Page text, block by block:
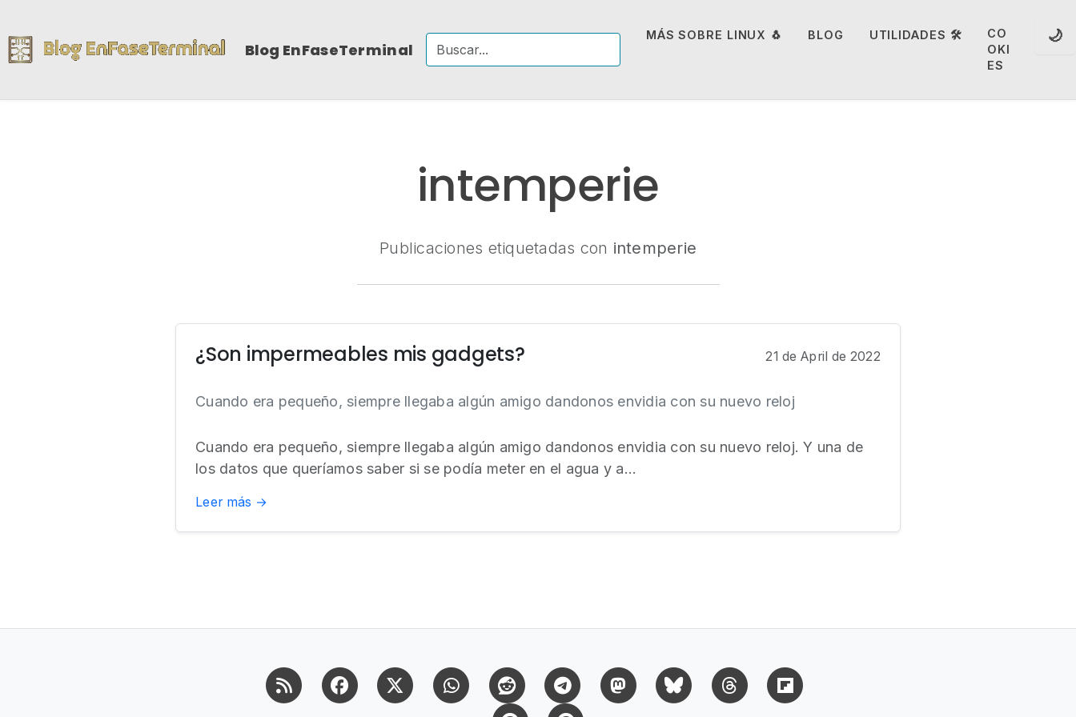
Blog EnFaseTerminal
MÁS SOBRE LINUX 🐧 BLOG UTILIDADES 🛠️
CO
OKI
ES
🌙
intemperie
Publicaciones etiquetadas con intemperie
¿Son impermeables mis gadgets? 21 de April de 2022
Cuando era pequeño, siempre llegaba algún amigo dandonos envidia con su nuevo reloj
Cuando era pequeño, siempre llegaba algún amigo dandonos envidia con su nuevo reloj. Y una de
los datos que queríamos saber si se podía meter en el agua y a...
Leer más →
RSS FacebookX (Twitter)WhatsappReddit Telegram MastodonBluesky Threads
Pinterest